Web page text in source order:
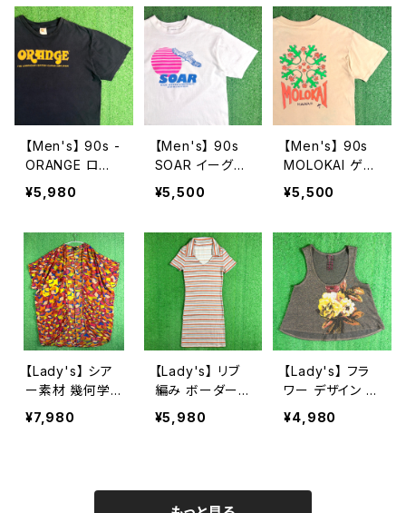
T-Shirt スリップ
ノット 2277
Shirt 古着 ウッ
ディー・ウッドペ
ッカー チリー・
ウィリー 2276
QUID BLUE ピ
ンクフロイド N1
583
【Men's】 90s -
ORANGE ロゴ
Tシャツ / 90年
代 ティーシャツ
ギターアンプ 古
着 2271
¥5,980
【Men's】 90s
SOAR イーグル
イラスト Tシャツ
/ アメリカ製 US
ィーシャツ T-Sh
irt 古着 2270
¥5,500
【Men's】 90s
MOLOKAI ゲッ
コー イラスト T
シャツ / アメリ
年代 ティーシャ
ツ T-Shirt ハワ
イ 2269
¥5,500
【Lady's】 シア
ー素材 幾何学
柄 羽織り シャツ
/ 古着 半袖 ガ
¥7,980
【Lady's】 リブ
編み ボーダー
スキッパー ワン
ピース / 古着 ワ
¥5,980
【Lady's】 フラ
ワー デザイン ラ
メ入り タンクト
ップ / アメリカ
¥4,980